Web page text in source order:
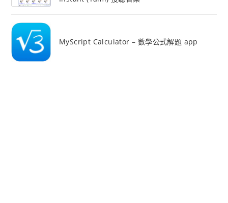
MyScript Calculator – 數學公式解題 app